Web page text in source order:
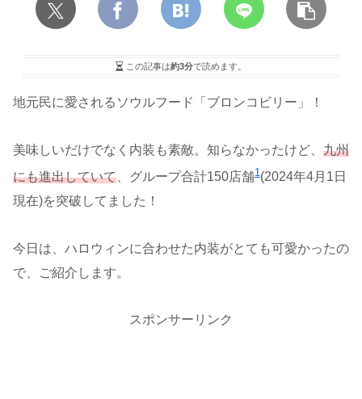
この記事は約3分で読めます。
地元民に愛されるソウルフード「ブロンコビリー」！
美味しいだけでなく内装も素敵。知らなかったけど、 九州
にも進出していて 、グループ合計150店舗1(2024年4月1日
現在)を突破してました！
今日は、ハロウィンに合わせた内装がとても可愛かったの
で、ご紹介します。
スポンサーリンク